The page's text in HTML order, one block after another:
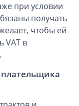
при условии
получать
чтобы ей
VAT в